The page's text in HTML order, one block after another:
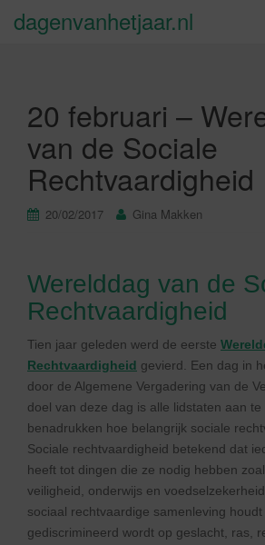
dagenvanhetjaar.nl
20 februari –
van de Sociale
Rechtvaardigheid
20/02/2017 Gina Makken
Werelddag van de
Rechtvaardigheid
Tien jaar geleden werd de eerste
Rechtvaardigheid gevierd. Een dag in
door de Algemene Vergadering van de
doel van deze dag is alle lidstaten aan
benadrukken hoe belangrijk sociale
Sociale rechtvaardigheid betekend dat
heeft tot dingen die ze nodig hebben
veiligheid, onderwijs en
sociaal rechtvaardige samenleving
gediscrimineerd wordt op geslacht, ras,